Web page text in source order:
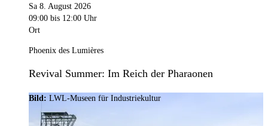
Sa 8. August 2026
09:00 bis 12:00 Uhr
Ort
Phoenix des Lumières
Revival Summer: Im Reich der Pharaonen
Bild: LWL-Museen für Industriekultur